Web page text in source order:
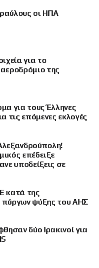
οι ΗΠΑ
για το
της
για τους Έλληνες
τις επόμενες εκλογές
επέδειξε
υποδείξεις σε
κατά της
πύργων ψύξης του ΑΗΣ
δύο Ιρακινοί για